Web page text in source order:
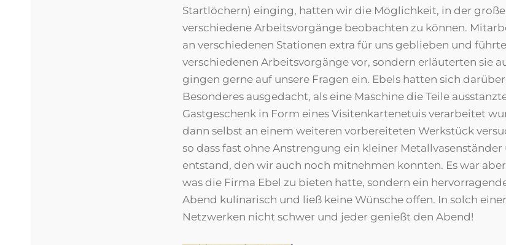
Startlöchern) einging, hatten wir die Möglichkeit, in der
verschiedene Arbeitsvorgänge beobachten zu können.
an verschiedenen Stationen extra für uns geblieben und
verschiedenen Arbeitsvorgänge vor, sondern erläuterten sie
gingen gerne auf unsere Fragen ein. Ebels hatten sich
Besonderes ausgedacht, als eine Maschine die Teile
Gastgeschenk in Form eines Visitenkartenetuis verarbeitet
dann selbst an einem weiteren vorbereiteten Werkstück
so dass fast ohne Anstrengung ein kleiner
entstand, den wir auch noch mitnehmen konnten. Es war
was die Firma Ebel zu bieten hatte, sondern ein
Abend kulinarisch und ließ keine Wünsche offen. In solch
Netzwerken nicht schwer und jeder genießt den Abend!